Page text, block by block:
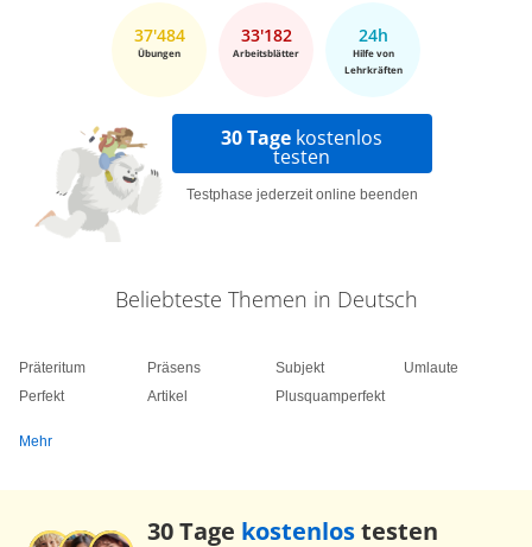
37'484
Übungen
33'182
Arbeitsblätter
24h
Hilfe von
Lehrkräften
30 Tage kostenlos
testen
Testphase jederzeit online beenden
Beliebteste Themen in Deutsch
Präteritum
Perfekt
Präsens
Artikel
Subjekt
Plusquamperfekt
Umlaute
Mehr
30 Tage kostenlostesten